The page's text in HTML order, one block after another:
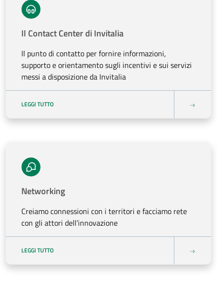
Il Contact Center di Invitalia
Il punto di contatto per fornire informazioni,
supporto e orientamento sugli incentivi e sui servizi
messi a disposizione da Invitalia
LEGGI TUTTO
Networking
Creiamo connessioni con i territori e facciamo rete
con gli attori dell’innovazione
LEGGI TUTTO